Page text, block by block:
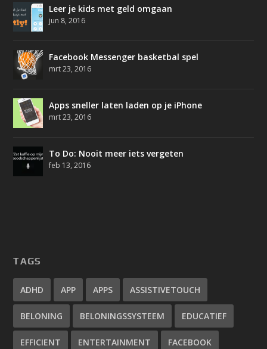
Leer je kids met geld omgaan
jun 8, 2016
Facebook Messenger basketbal spel
mrt 23, 2016
Apps sneller laten laden op je iPhone
mrt 23, 2016
To Do: Nooit meer iets vergeten
feb 13, 2016
TAGS
ADHD APP APPS ASSISTIVETOUCH
BELONING BELONINGSSYSTEEM EDUCATIEF
EFFICIENT ENTERTAINMENT FACEBOOK